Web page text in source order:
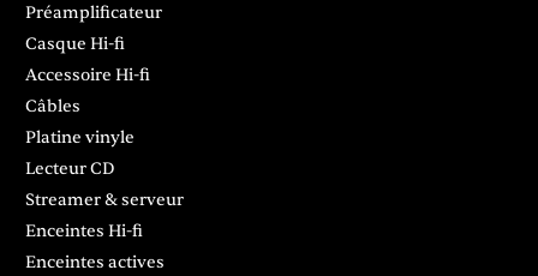
Préamplificateur
Casque Hi-fi
Accessoire Hi-fi
Câbles
Platine vinyle
Lecteur CD
Streamer & serveur
Enceintes Hi-fi
Enceintes actives